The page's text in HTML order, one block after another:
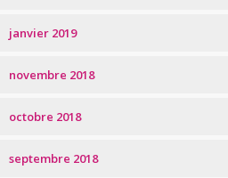
janvier 2019
novembre 2018
octobre 2018
septembre 2018